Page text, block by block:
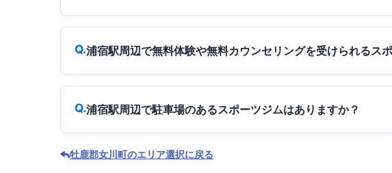
浦宿駅周辺で無料体験や無料カウンセリングを受けられるス
浦宿駅周辺で駐車場のあるスポーツジムはありますか？
牡鹿郡女川町のエリア選択に戻る